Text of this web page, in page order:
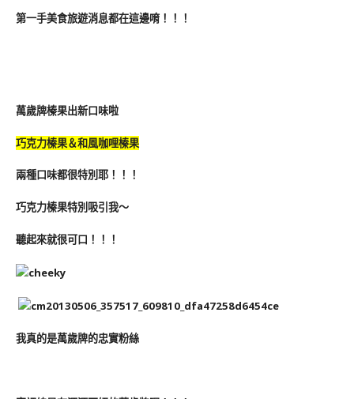
第一手美食旅遊消息都在這邊唷！！！
萬歲牌榛果出新口味啦
巧克力榛果＆和風咖哩榛果
兩種口味都很特別耶！！！
巧克力榛果特別吸引我～
聽起來就很可口！！！
我真的是萬歲牌的忠實粉絲